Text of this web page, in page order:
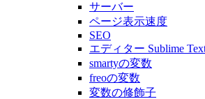
サーバー
ページ表示速度
SEO
エディター Sublime
smartyの変数
freoの変数
変数の修飾子